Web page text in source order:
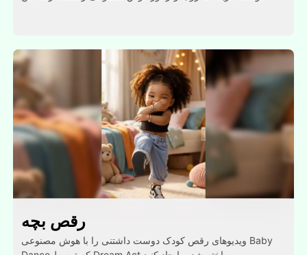
رقص بچه
ویدیوهای رقص کودک دوست داشتنی را با هوش مصنوعی Baby